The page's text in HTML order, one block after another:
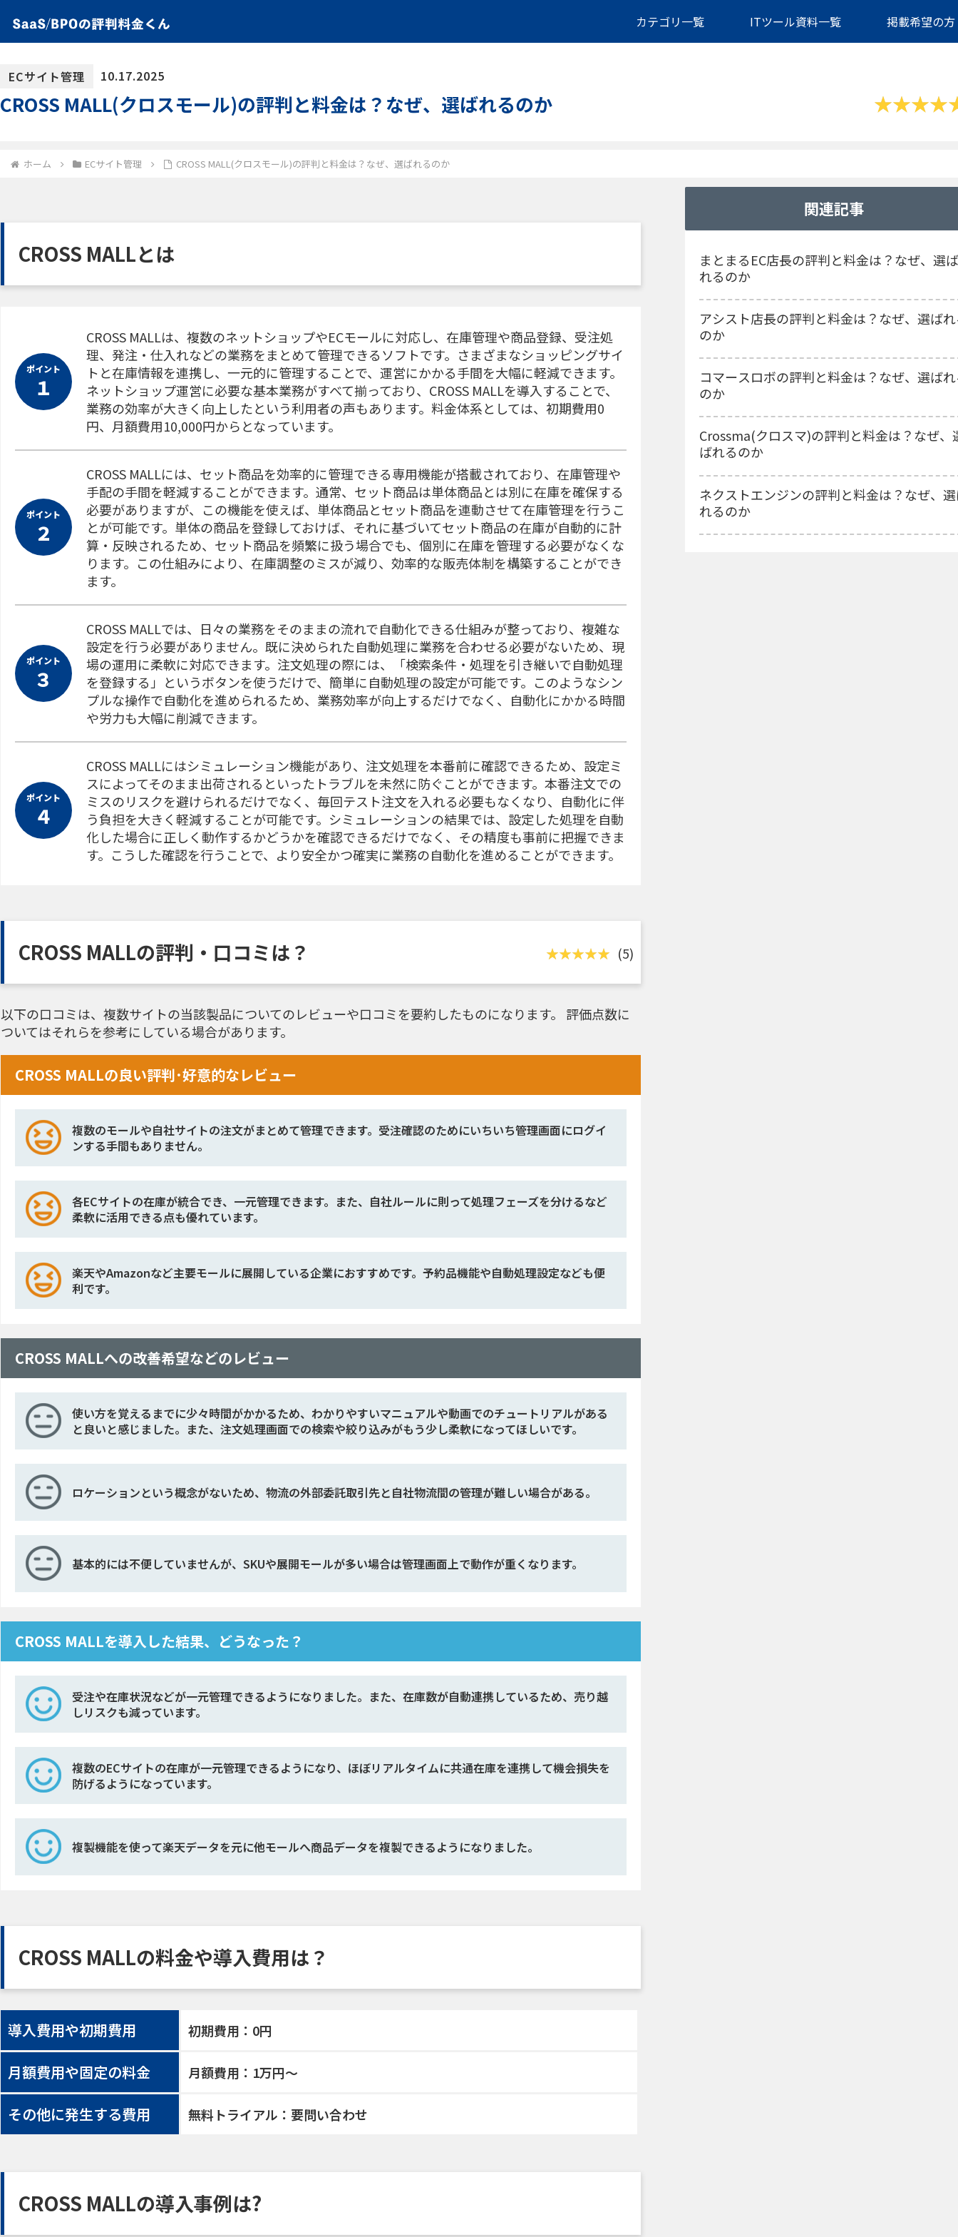
カテゴリ一覧 ITツール資料一覧 掲載希望の方
ECサイト管理 10.17.2025
CROSS MALL(クロスモール)の評判と料金は？なぜ、選ばれるのか
ホーム ECサイト管理 CROSS MALL(クロスモール)の評判と料金は？なぜ、選ばれるのか
CROSS MALLとは
ポイント
１
CROSS MALLは、複数のネットショップやECモールに対応し、在庫管理や商品登録、受注処
理、発注・仕入れなどの業務をまとめて管理できるソフトです。さまざまなショッピングサイ
トと在庫情報を連携し、一元的に管理することで、運営にかかる手間を大幅に軽減できます。
ネットショップ運営に必要な基本業務がすべて揃っており、CROSS MALLを導入することで、
業務の効率が大きく向上したという利用者の声もあります。料金体系としては、初期費用0
円、月額費用10,000円からとなっています。
ポイント
２
CROSS MALLには、セット商品を効率的に管理できる専用機能が搭載されており、在庫管理や
手配の手間を軽減することができます。通常、セット商品は単体商品とは別に在庫を確保する
必要がありますが、この機能を使えば、単体商品とセット商品を連動させて在庫管理を行うこ
とが可能です。単体の商品を登録しておけば、それに基づいてセット商品の在庫が自動的に計
算・反映されるため、セット商品を頻繁に扱う場合でも、個別に在庫を管理する必要がなくな
ります。この仕組みにより、在庫調整のミスが減り、効率的な販売体制を構築することができ
ます。
ポイント
３
CROSS MALLでは、日々の業務をそのままの流れで自動化できる仕組みが整っており、複雑な
設定を行う必要がありません。既に決められた自動処理に業務を合わせる必要がないため、現
場の運用に柔軟に対応できます。注文処理の際には、「検索条件・処理を引き継いで自動処理
を登録する」というボタンを使うだけで、簡単に自動処理の設定が可能です。このようなシン
プルな操作で自動化を進められるため、業務効率が向上するだけでなく、自動化にかかる時間
や労力も大幅に削減できます。
ポイント
４
CROSS MALLにはシミュレーション機能があり、注文処理を本番前に確認できるため、設定ミ
スによってそのまま出荷されるといったトラブルを未然に防ぐことができます。本番注文での
ミスのリスクを避けられるだけでなく、毎回テスト注文を入れる必要もなくなり、自動化に伴
う負担を大きく軽減することが可能です。シミュレーションの結果では、設定した処理を自動
化した場合に正しく動作するかどうかを確認できるだけでなく、その精度も事前に把握できま
す。こうした確認を行うことで、より安全かつ確実に業務の自動化を進めることができます。
CROSS MALLの評判・口コミは？ (5)
以下の口コミは、複数サイトの当該製品についてのレビューや口コミを要約したものになります。 評価点数に
ついてはそれらを参考にしている場合があります。
CROSS MALLの良い評判･好意的なレビュー
複数のモールや自社サイトの注文がまとめて管理できます。受注確認のためにいちいち管理画面にログイ
ンする手間もありません。
各ECサイトの在庫が統合でき、一元管理できます。また、自社ルールに則って処理フェーズを分けるなど
柔軟に活用できる点も優れています。
楽天やAmazonなど主要モールに展開している企業におすすめです。予約品機能や自動処理設定なども便
利です。
CROSS MALLへの改善希望などのレビュー
使い方を覚えるまでに少々時間がかかるため、わかりやすいマニュアルや動画でのチュートリアルがある
と良いと感じました。また、注文処理画面での検索や絞り込みがもう少し柔軟になってほしいです。
ロケーションという概念がないため、物流の外部委託取引先と自社物流間の管理が難しい場合がある。
基本的には不便していませんが、SKUや展開モールが多い場合は管理画面上で動作が重くなります。
CROSS MALLを導入した結果、どうなった？
受注や在庫状況などが一元管理できるようになりました。また、在庫数が自動連携しているため、売り越
しリスクも減っています。
複数のECサイトの在庫が一元管理できるようになり、ほぼリアルタイムに共通在庫を連携して機会損失を
防げるようになっています。
複製機能を使って楽天データを元に他モールへ商品データを複製できるようになりました。
CROSS MALLの料金や導入費用は？
導入費用や初期費用 初期費用：0円
月額費用や固定の料金 月額費用：1万円〜
その他に発生する費用 無料トライアル：要問い合わせ
CROSS MALLの導入事例は?
関連記事
まとまるEC店長の評判と料金は？なぜ、選ば
れるのか
アシスト店長の評判と料金は？なぜ、選ば
のか
コマースロボの評判と料金は？なぜ、選ば
のか
Crossma(クロスマ)の評判と料金は？なぜ、
ばれるのか
ネクストエンジンの評判と料金は？なぜ、
れるのか